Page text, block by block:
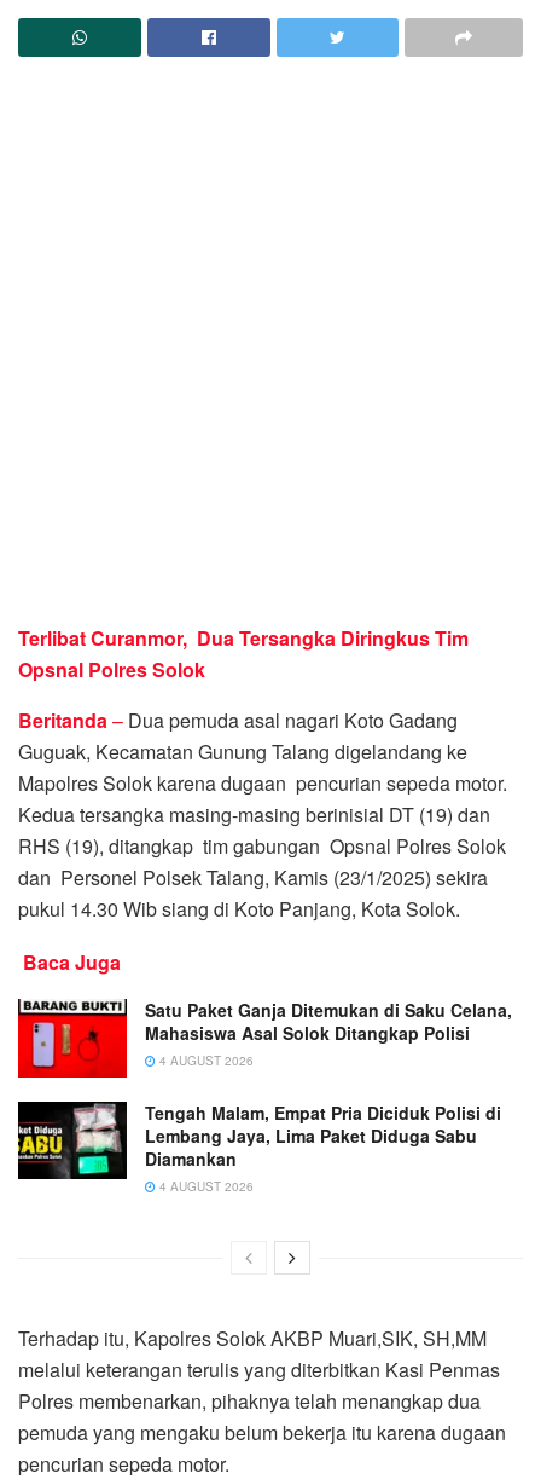
Terlibat Curanmor, Dua Tersangka Diringkus Tim
Opsnal Polres Solok
Beritanda– Dua pemuda asal nagari Koto Gadang
Guguak, Kecamatan Gunung Talang digelandang ke
Mapolres Solok karena dugaan pencurian sepeda motor.
Kedua tersangka masing-masing berinisial DT (19) dan
RHS (19), ditangkap tim gabungan Opsnal Polres Solok
dan Personel Polsek Talang, Kamis (23/1/2025) sekira
pukul 14.30 Wib siang di Koto Panjang, Kota Solok.
Baca Juga
Satu Paket Ganja Ditemukan di Saku Celana,
Mahasiswa Asal Solok Ditangkap Polisi
4 AUGUST 2026
Tengah Malam, Empat Pria Diciduk Polisi di
Lembang Jaya, Lima Paket Diduga Sabu
Diamankan
4 AUGUST 2026
Terhadap itu, Kapolres Solok AKBP Muari,SIK, SH,MM
melalui keterangan terulis yang diterbitkan Kasi Penmas
Polres membenarkan, pihaknya telah menangkap dua
pemuda yang mengaku belum bekerja itu karena dugaan
pencurian sepeda motor.